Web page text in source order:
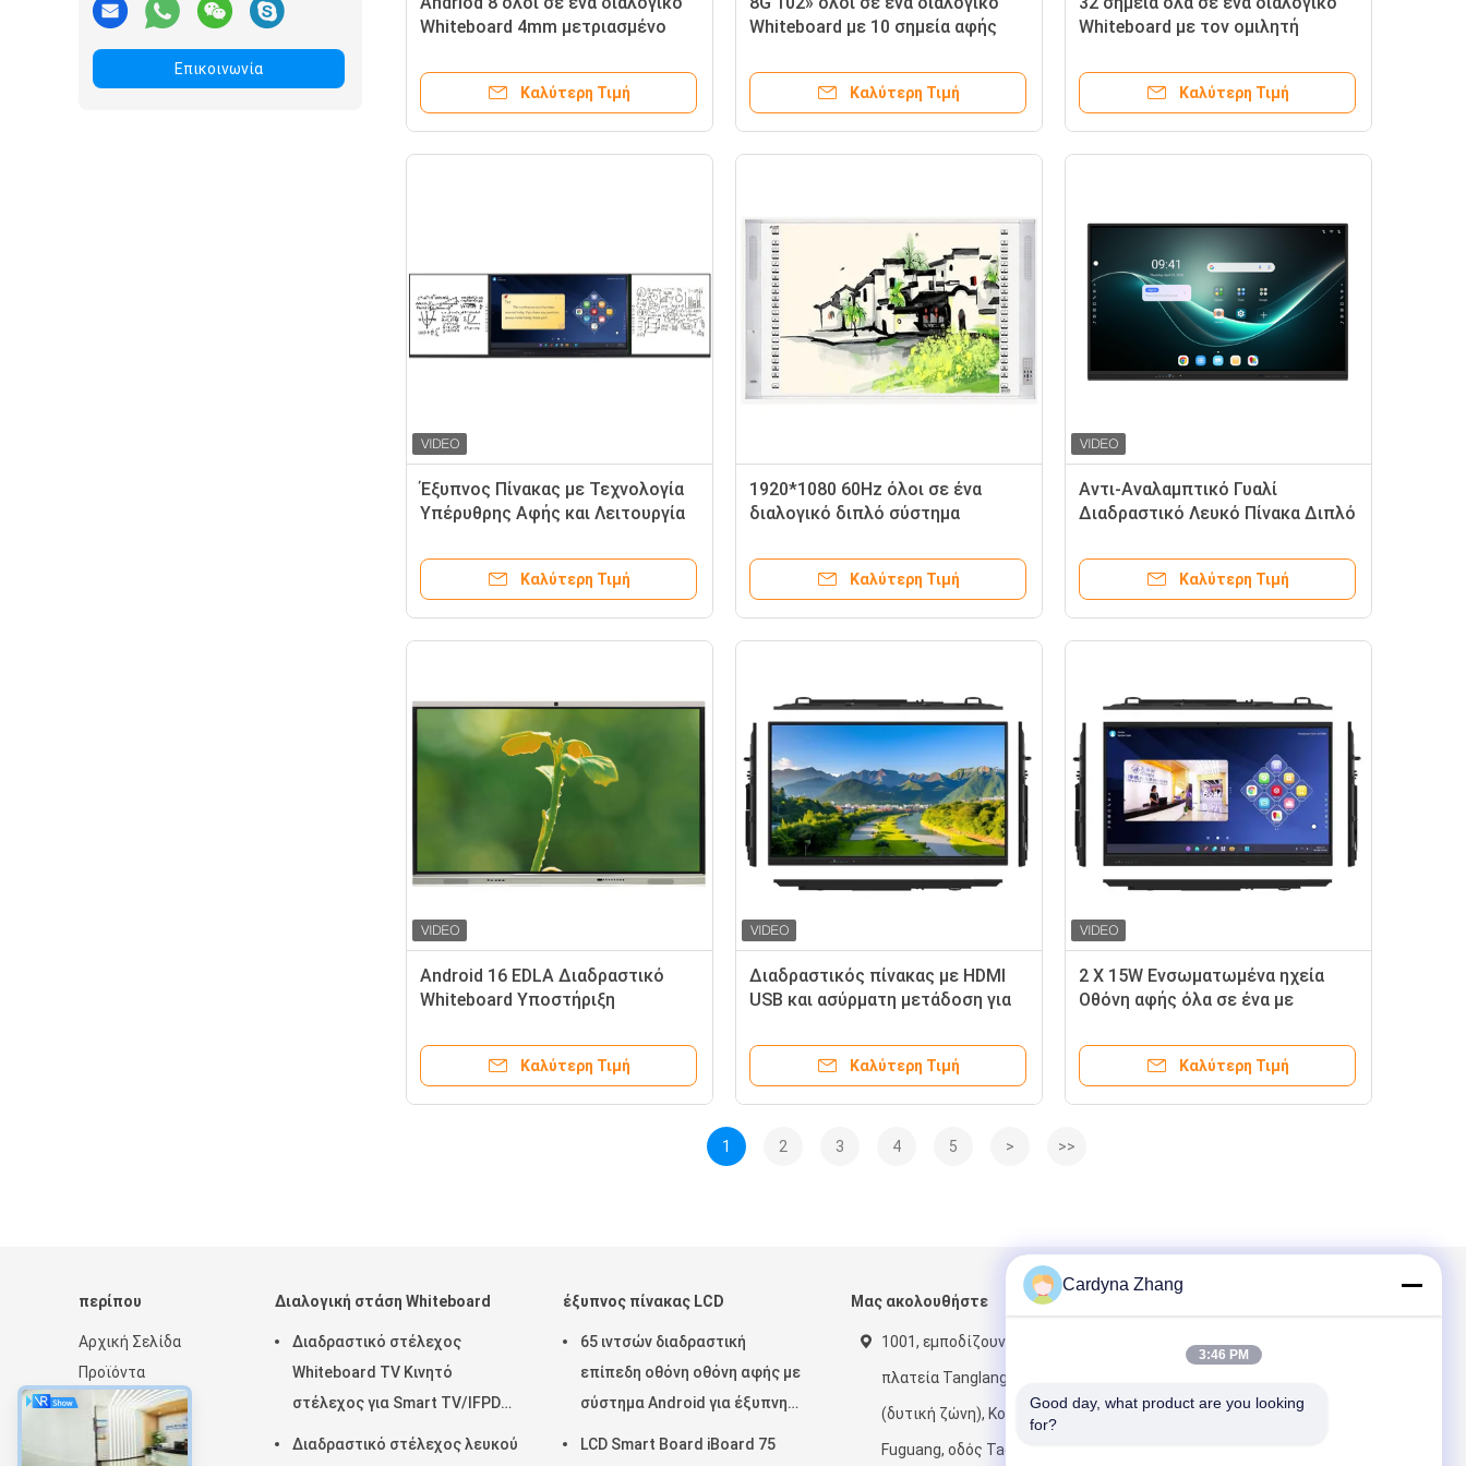
Επικοινωνία
Whiteboard 4mm μετριασμένο
Καλύτερη Τιμή
Whiteboard με 10 σημεία αφής
Καλύτερη Τιμή
Whiteboard με τον ομιλητή
Καλύτερη Τιμή
Έξυπνος Πίνακας με Τεχνολογία
Υπέρυθρης Αφής και Λειτουργία
Πολλαπλών Σημείων στην
Εκπαίδευση
Καλύτερη Τιμή
1920*1080 60Hz όλοι σε ένα
διαλογικό διπλό σύστημα
Καλύτερη Τιμή
Αντι-Αναλαμπτικό Γυαλί
Διαδραστικό Λευκό Πίνακα Διπλό
Πίνακες ζωγραφικής
Καλύτερη Τιμή
Android 16 EDLA Διαδραστικό
Whiteboard Υποστήριξη
το σύννεφο
Καλύτερη Τιμή
Διαδραστικός πίνακας με HDMI
USB και ασύρματη μετάδοση για
Καλύτερη Τιμή
2 X 15W Ενσωματωμένα ηχεία
Οθόνη αφής όλα σε ένα με
εκπαίδευση και διαδραστικές
δυνατότητεςΚαλύτερη Τιμή
1 2 3 4 5 > >>
περίπου
Αρχική Σελίδα
Προϊόντα
Εμφάνιση VR
Σχετικά με εμάς
Διαλογική στάση Whiteboard
Διαδραστικό στέλεχος
Whiteboard TV Κινητό
στέλεχος για Smart TV/IFPD
μεγέθους 43-86 ίντσες
Διαδραστικό στέλεχος λευκού
έξυπνος πίνακας LCD
65 ιντσών διαδραστική
επίπεδη οθόνη οθόνη αφής με
σύστημα Android για έξυπνη
LCD Smart Board iBoard 75
Μας ακολουθήστε
1001, εμποδίζουν το Α,
πλατεία Tanglangcheng
(δυτική ζώνη), Κοινότητα
Fuguang, οδός Taoyuan,
Cardyna Zhang
3:46 PM
Good day, what product are you looking
for?